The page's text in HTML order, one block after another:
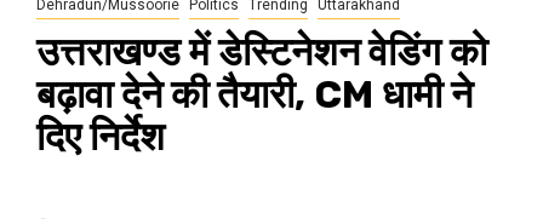
Dehradun/Mussoorie Politics Trending Uttarakhand
उत्तराखण्ड में डेस्टिनेशन वेडिंग को
बढ़ावा देने की तैयारी, CM धामी ने
दिए निर्देश